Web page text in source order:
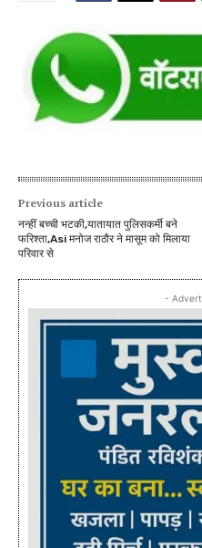
Previous article
नन्हीं बच्ची भटकी,यातायात पुलिसकर्मी बने
फरिश्ता,Asi मनोज राठौर ने मासूम को मिलाया
परिवार से
-